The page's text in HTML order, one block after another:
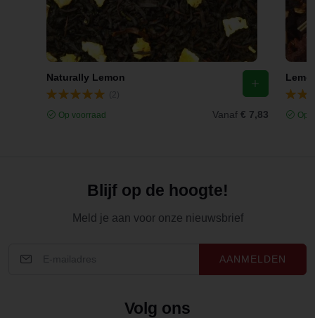
Naturally Lemon
Op voorraad Vanaf € 7,83 Op
Blijf op de hoogte!
Meld je aan voor onze nieuwsbrief
AANMELDEN
Volg ons